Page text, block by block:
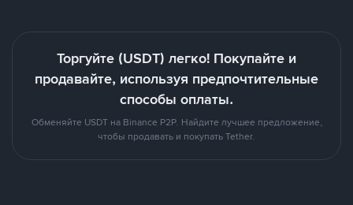
Торгуйте (USDT) легко! Покупайте и
продавайте, используя предпочтительные
способы оплаты.
Обменяйте USDT на Binance P2P. Найдите лучшее предложение,
чтобы продавать и покупать Tether.